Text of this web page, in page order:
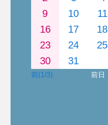
9
10 11
16
17 18
23
24 25
30
31
前(1/3) 前日